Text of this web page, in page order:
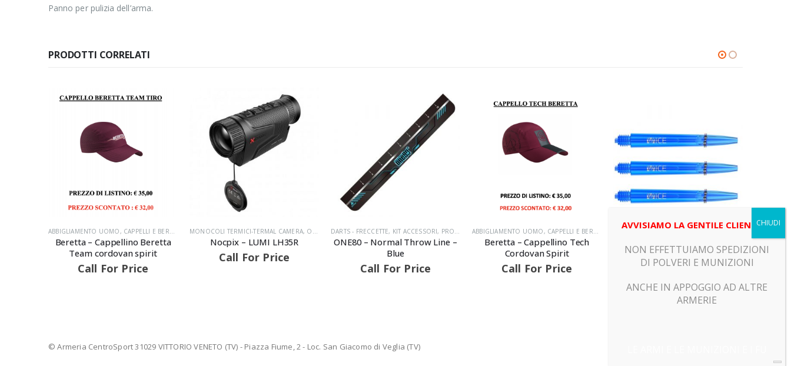
Panno per pulizia dell’arma.
PRODOTTI CORRELATI
SOFT
ABBIGLIAMENTO UOMO , CAPPELLI E BERRETTI DA TIRO,PRODOTTI
Beretta – Cappellino Beretta
Team cordovan spirit
Call For Price
MONOCOLI TERMICI-TERMAL CAMERA, OTTICHE NOTTURNE ,OTTICHE TERMICHE,PRODOTTI
Nocpix – LUMI LH35R
Call For Price
DARTS - FRECCETTE, KIT ACCESSORI, PRODOTTI
ONE80 – Normal Throw Line –
Blue
Call For Price
ABBIGLIAMENTO UOMO , CAPPELLI E BERRETTI DA TIRO ,PRODOTTI
Beretta – Cappellino Tech
Cordovan Spirit
Call For Price
ASTINE,DARTS - FRECCETTE , PRODOTTI
PLASTICA – 41MM
Call For Price
Beretta
© Armeria CentroSport 31029 VITTORIO VENETO (TV) - Piazza Fiume, 2 - Loc. San Giacomo di Veglia (TV)
AVVISIAMO LA GENTILE CLIENTELA
NON EFFETTUIAMO SPEDIZIONI
DI POLVERI E MUNIZIONI
ANCHE IN APPOGGIO AD ALTRE
ARMERIE